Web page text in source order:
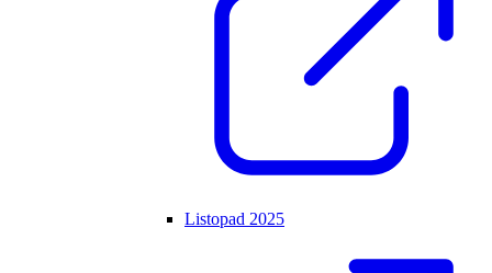
Listopad 2025